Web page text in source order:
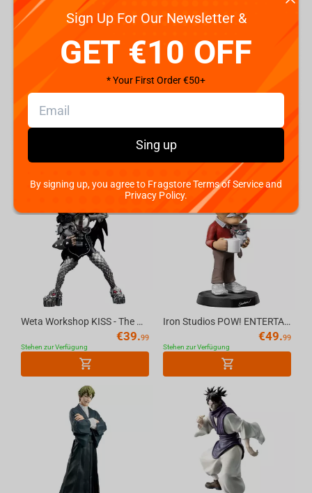
€39.99 €39.99
Weta Workshop KISS - The Demon Mini Epics Figure
€39.99
Stehen zur Verfügung
Iron Studios POW! ENTERTAINMENT - Stan Lee with Grumpy Cat MiniCo Figure
€49.99
Stehen zur Verfügung
Sign Up For Our Newsletter &
GET €10 OFF
* Your First Order €50+
Sing up
By signing up, you agree to Fragstore Terms of Service and
Privacy Policy.